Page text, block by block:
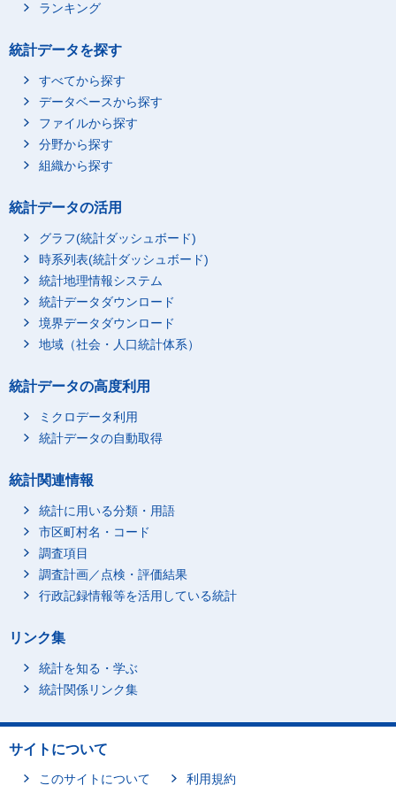
ランキング
統計データを探す
すべてから探す
データベースから探す
ファイルから探す
分野から探す
組織から探す
統計データの活用
グラフ(統計ダッシュボード)
時系列表(統計ダッシュボード)
統計地理情報システム
統計データダウンロード
境界データダウンロード
地域（社会・人口統計体系）
統計データの高度利用
ミクロデータ利用
統計データの自動取得
統計関連情報
統計に用いる分類・用語
市区町村名・コード
調査項目
調査計画／点検・評価結果
行政記録情報等を活用している統計
リンク集
統計を知る・学ぶ
統計関係リンク集
サイトについて
このサイトについて 利用規約